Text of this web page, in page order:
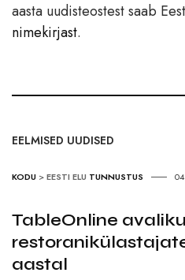
aasta uudisteostest saab
nimekirjast.
EELMISED UUDISED
KODU >EESTI ELU TUNNUSTUS
TableOnline
aastal